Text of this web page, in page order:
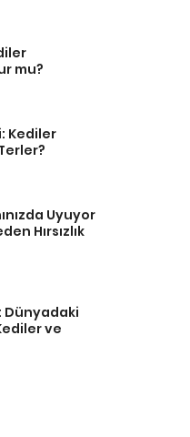
mu?
Kediler
Uyuyor
Hırsızlık
Dünyadaki
ve